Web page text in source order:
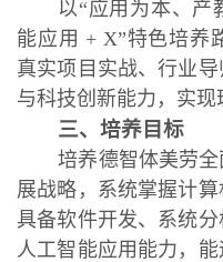
以“应用为本、产
能应用 + X”特色培养
真实项目实战、行业
与科技创新能力，实现
三、培养目标
培养德智体美劳
展战略，系统掌握计算
具备软件开发、系统分
人工智能应用能力，